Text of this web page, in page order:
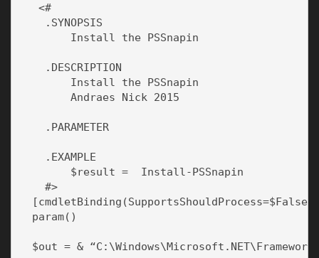
   <#
    .SYNOPSIS
        Install the PSSnapin
    .DESCRIPTION
        Install the PSSnapin
        Andraes Nick 2015
    .PARAMETER
    .EXAMPLE
        $result =  Install-PSSnapin
    #>
  param()
$out = &